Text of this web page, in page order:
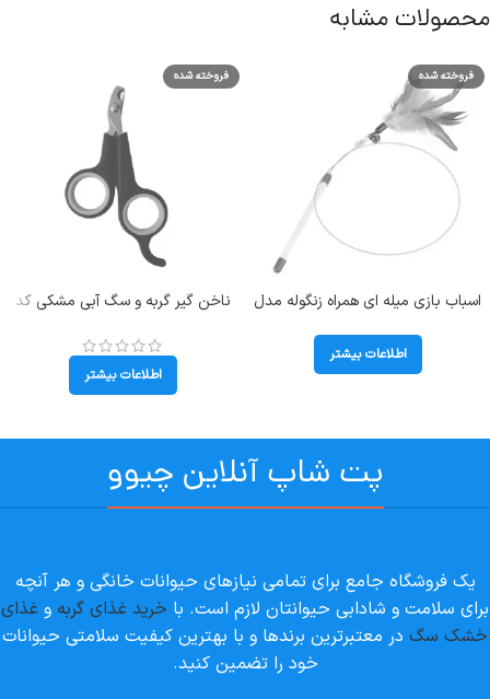
محصولات مشابه
فروخته شده
اسباب بازی میله ای همراه زنگوله مدل
اطلاعات بیشتر
فروخته شده
ناخن گیر گربه و سگ آبی مشکی کد
اطلاعات بیشتر
پت شاپ آنلاین چیوو
یک فروشگاه جامع برای تمامی نیازهای حیوانات خانگی و هر آنچه
برای سلامت و شادابی حیوانتان لازم است. با خرید غذای گربه و غذای
خشک سگ در معتبرترین برندها و با بهترین کیفیت سلامتی حیوانات
خود را تضمین کنید.